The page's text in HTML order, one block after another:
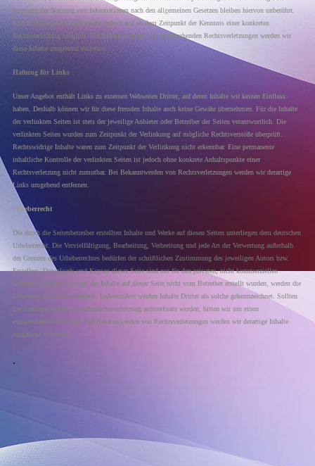
Sperrung der Nutzung von Informationen nach den allgemeinen Gesetzen bleiben hiervon unberührt.
Eine diesbezügliche Haftung ist jedoch erst ab dem Zeitpunkt der Kenntnis einer konkreten
Rechtsverletzung möglich. Bei Bekanntwerden von entsprechenden Rechtsverletzungen werden wir
diese Inhalte umgehend entfernen.
Haftung für Links
Unser Angebot enthält Links zu externen Webseiten Dritter, auf deren Inhalte wir keinen Einfluss
haben. Deshalb können wir für diese fremden Inhalte auch keine Gewähr übernehmen. Für die Inhalte
der verlinkten Seiten ist stets der jeweilige Anbieter oder Betreiber der Seiten verantwortlich. Die
verlinkten Seiten wurden zum Zeitpunkt der Verlinkung auf mögliche Rechtsverstöße überprüft.
Rechtswidrige Inhalte waren zum Zeitpunkt der Verlinkung nicht erkennbar. Eine permanente
inhaltliche Kontrolle der verlinkten Seiten ist jedoch ohne konkrete Anhaltspunkte einer
Rechtsverletzung nicht zumutbar. Bei Bekanntwerden von Rechtsverletzungen werden wir derartige
Links umgehend entfernen.
Urheberrecht
Die durch die Seitenbetreiber erstellten Inhalte und Werke auf diesen Seiten unterliegen dem deutschen
Urheberrecht. Die Vervielfältigung, Bearbeitung, Verbreitung und jede Art der Verwertung außerhalb
der Grenzen des Urheberrechtes bedürfen der schriftlichen Zustimmung des jeweiligen Autors bzw.
Erstellers. Downloads und Kopien dieser Seite sind nur für den privaten, nicht kommerziellen
Gebrauch gestattet. Soweit die Inhalte auf dieser Seite nicht vom Betreiber erstellt wurden, werden die
Urheberrechte Dritter beachtet. Insbesondere werden Inhalte Dritter als solche gekennzeichnet. Sollten
Sie trotzdem auf eine Urheberrechtsverletzung aufmerksam werden, bitten wir um einen
entsprechenden Hinweis. Bei Bekanntwerden von Rechtsverletzungen werden wir derartige Inhalte
umgehend entfernen.
.